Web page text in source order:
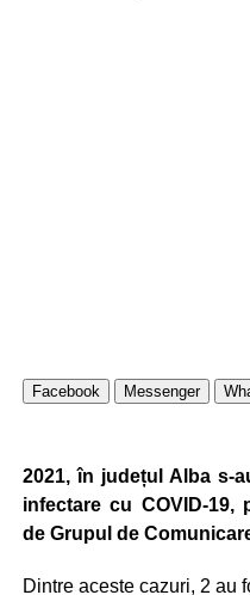
Facebook Messenger
2021, în județul Alba s-
infectare cu COVID-19,
de Grupul de
Dintre aceste cazuri, 2 au